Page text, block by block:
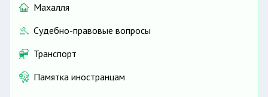
Махалля
Судебно-правовые вопросы
Транспорт
Памятка иностранцам